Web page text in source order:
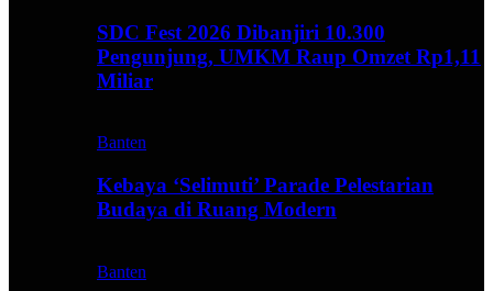
SDC Fest 2026 Dibanjiri 10.300
Pengunjung, UMKM Raup Omzet Rp1,11
Miliar
Banten
Kebaya ‘Selimuti’ Parade Pelestarian
Budaya di Ruang Modern
Banten